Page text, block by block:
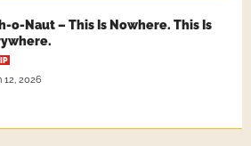
o-Naut – This Is Nowhere. This Is
12, 2026